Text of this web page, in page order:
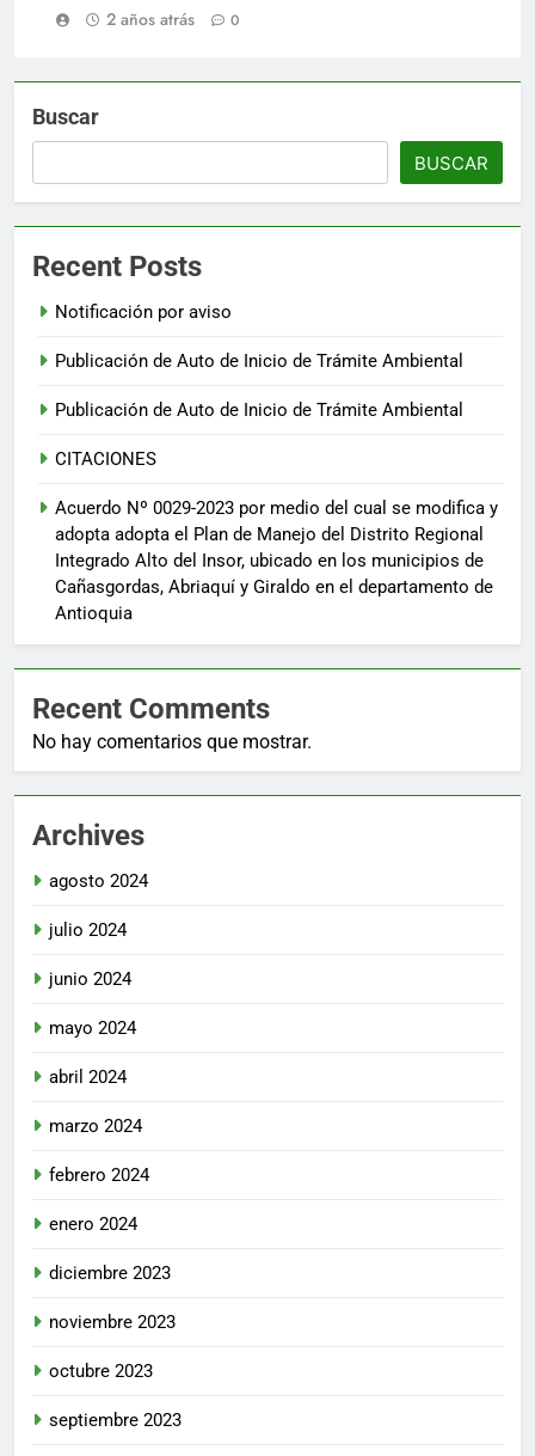
2 años atrás 0
Buscar
BUSCAR
Recent Posts
Notificación por aviso
Publicación de Auto de Inicio de Trámite Ambiental
Publicación de Auto de Inicio de Trámite Ambiental
CITACIONES
Acuerdo Nº 0029-2023 por medio del cual se modifica y
adopta adopta el Plan de Manejo del Distrito Regional
Integrado Alto del Insor, ubicado en los municipios de
Cañasgordas, Abriaquí y Giraldo en el departamento de
Antioquia
Recent Comments
No hay comentarios que mostrar.
Archives
agosto 2024
julio 2024
junio 2024
mayo 2024
abril 2024
marzo 2024
febrero 2024
enero 2024
diciembre 2023
noviembre 2023
octubre 2023
septiembre 2023